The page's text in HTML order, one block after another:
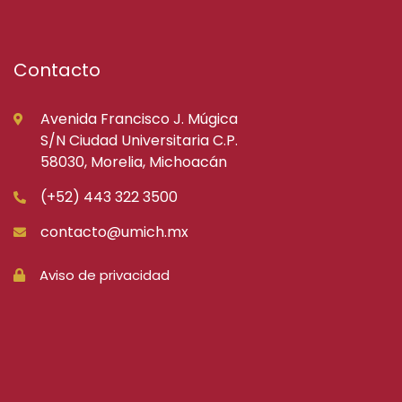
Contacto
Avenida Francisco J. Múgica
S/N Ciudad Universitaria C.P.
58030, Morelia, Michoacán
(+52) 443 322 3500
contacto@umich.mx
Aviso de privacidad